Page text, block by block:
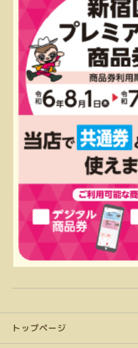
トップページ